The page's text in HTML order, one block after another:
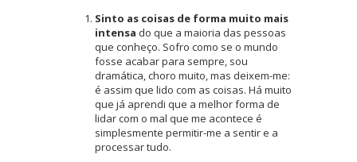
Sinto as coisas de forma muito mais
intensa do que a maioria das pessoas
que conheço. Sofro como se o mundo
fosse acabar para sempre, sou
dramática, choro muito, mas deixem-me:
é assim que lido com as coisas. Há muito
que já aprendi que a melhor forma de
lidar com o mal que me acontece é
simplesmente permitir-me a sentir e a
processar tudo.